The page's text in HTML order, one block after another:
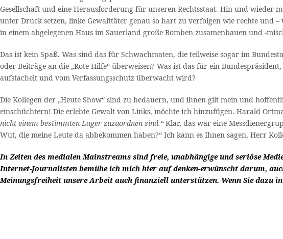
Gesellschaft und eine Herausforderung für unseren Rechtsstaat. Hin und wieder
unter Druck setzen, linke Gewalttäter genau so hart zu verfolgen wie rechte und
in einem abgelegenen Haus im Sauerland große Bomben zusamenbauen und -
Das ist kein Spaß. Was sind das für Schwachmaten, die teilweise sogar im
oder Beiträge an die „Rote Hilfe“ überweisen? Was ist das für ein
aufstachelt und vom Verfassungsschutz überwacht wird?
Die Kollegen der „Heute Show“ sind zu bedauern, und ihnen gilt mein und
einschüchtern! Die erlebte Gewalt von Links, möchte ich hinzufügen. Harald
nicht einem bestimmten Lager zuzuordnen sind.“Klar, das war eine
Wut, die meine Leute da abbekommen haben?“ Ich kann es Ihnen sagen, Herr
In Zeiten des medialen Mainstreams sind freie, unabhängige und seriöse
Internet-Journalisten bemühe ich mich hier auf denken-erwünscht darum,
Meinungsfreiheit unsere Arbeit auch finanziell unterstützen. Wenn Sie dazu